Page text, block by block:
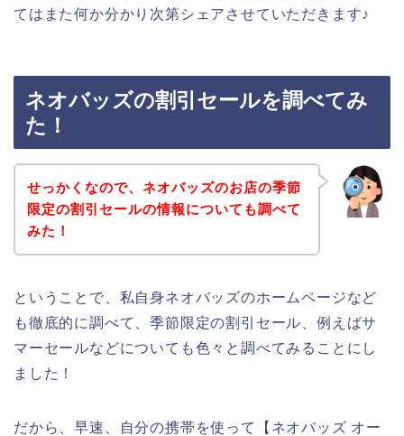
てはまた何か分かり次第シェアさせていただきます♪
ネオバッズの割引セールを調べてみ
た！
せっかくなので、ネオバッズのお店の季節
限定の割引セールの情報についても調べて
みた！
ということで、私自身ネオバッズのホームページなど
も徹底的に調べて、季節限定の割引セール、例えばサ
マーセールなどについても色々と調べてみることにし
ました！
だから、早速、自分の携帯を使って【ネオバッズ オー